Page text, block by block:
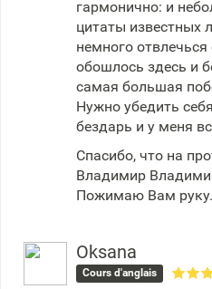
гармонично: и
цитаты известных
немного
обошлось здесь и
самая большая
Нужно убедить
бездарь и у меня
Спасибо, что на
Владимир
Пожимаю Вам руку.
Oksana
Cours d'anglais